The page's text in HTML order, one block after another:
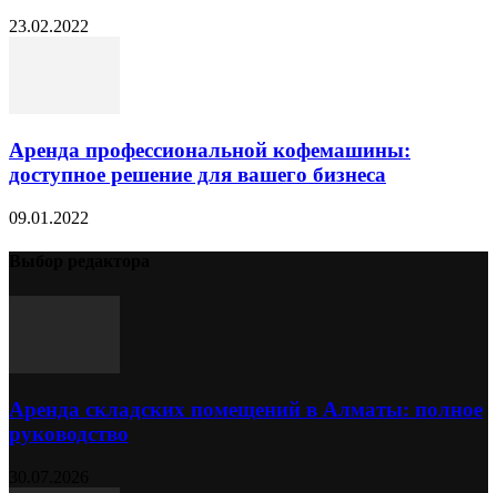
23.02.2022
Аренда профессиональной кофемашины:
доступное решение для вашего бизнеса
09.01.2022
Аренда складских помещений в Алматы: полное
руководство